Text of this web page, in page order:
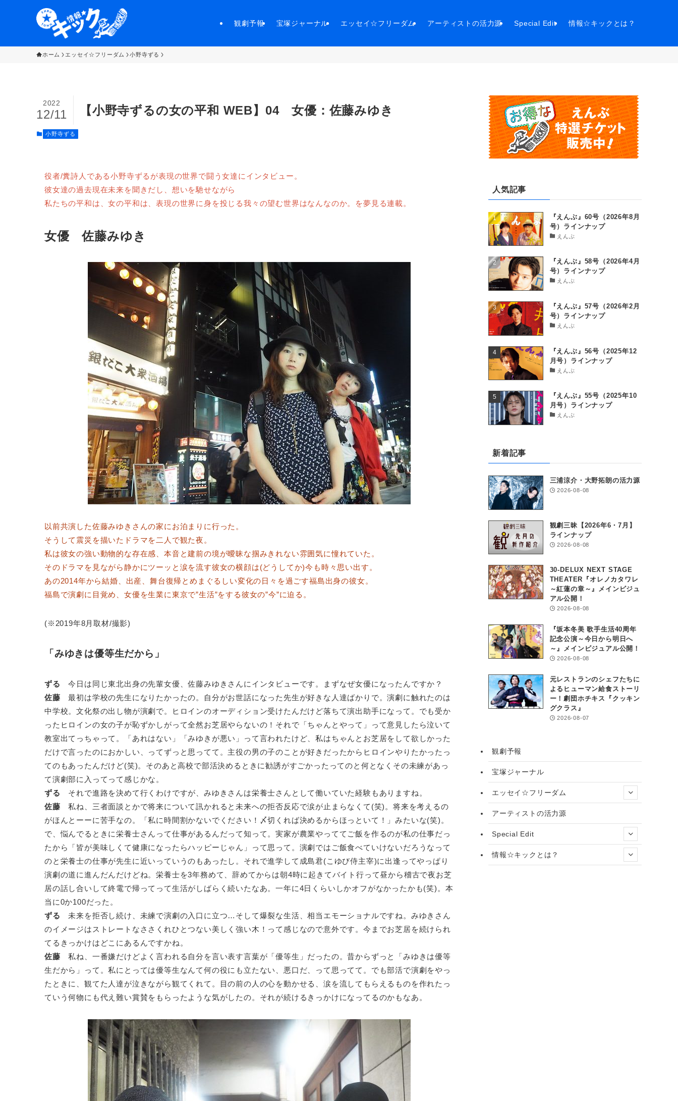
観劇予報 宝塚ジャーナル エッセイ☆フリーダム アーティストの活力源 Special Edit 情報☆キックとは？
ホーム エッセイ☆フリーダム 小野寺ずる
【小野寺ずるの女の平和 WEB】04 女優：佐藤みゆき
2022
12/11
小野寺ずる
役者/糞詩人である小野寺ずるが表現の世界で闘う女達にインタビュー。
彼女達の過去現在未来を聞きだし、想いを馳せながら
私たちの平和は、女の平和は、表現の世界に身を投じる我々の望む世界はなんなのか。を夢見る連載。
女優 佐藤みゆき
以前共演した佐藤みゆきさんの家にお泊まりに行った。
そうして震災を描いたドラマを二人で観た夜。
私は彼女の強い動物的な存在感、本音と建前の境が曖昧な掴みきれない雰囲気に憧れていた。
そのドラマを見ながら静かにツーッと涙を流す彼女の横顔は(どうしてか)今も時々思い出す。
あの2014年から結婚、出産、舞台復帰とめまぐるしい変化の日々を過ごす福島出身の彼女。
福島で演劇に目覚め、女優を生業に東京で”生活”をする彼女の”今”に迫る。
(※2019年8月取材/撮影)
「みゆきは優等生だから」
ずる 今日は同じ東北出身の先輩女優、佐藤みゆきさんにインタビューです。まずなぜ女優になったんですか？
佐藤 最初は学校の先生になりたかったの。自分がお世話になった先生が好きな人達ばかりで。演劇に触れたのは
中学校。文化祭の出し物が演劇で。ヒロインのオーディション受けたんだけど落ちて演出助手になって。でも受か
ったヒロインの女の子が恥ずかしがって全然お芝居やらないの！それで「ちゃんとやって」って意見したら泣いて
教室出てっちゃって。「あれはない」「みゆきが悪い」って言われたけど、私はちゃんとお芝居をして欲しかった
だけで言ったのにおかしい、ってずっと思ってて。主役の男の子のことが好きだったからヒロインやりたかったっ
てのもあったんだけど(笑)。そのあと高校で部活決めるときに勧誘がすごかったってのと何となくその未練があっ
て演劇部に入ってって感じかな。
ずる それで進路を決めて行くわけですが、みゆきさんは栄養士さんとして働いていた経験もありますね。
佐藤 私ね、三者面談とかで将来について訊かれると未来への拒否反応で涙が止まらなくて(笑)。将来を考えるの
がほんとーーに苦手なの。「私に時間割かないでください！〆切くれば決めるからほっといて！」みたいな(笑)。
で、悩んでるときに栄養士さんって仕事があるんだって知って。実家が農業やっててご飯を作るのが私の仕事だっ
たから「皆が美味しくて健康になったらハッピーじゃん」って思って。演劇ではご飯食べていけないだろうなって
のと栄養士の仕事が先生に近いっていうのもあったし。それで進学して成島君(こゆび侍主宰)に出逢ってやっぱり
演劇の道に進んだんだけどね。栄養士を3年務めて、辞めてからは朝4時に起きてバイト行って昼から稽古で夜お芝
居の話し合いして終電で帰ってって生活がしばらく続いたなあ。一年に4日くらいしかオフがなかったかも(笑)。本
当に0か100だった。
ずる 未来を拒否し続け、未練で演劇の入口に立つ…そして爆裂な生活、相当エモーショナルですね。みゆきさん
のイメージはストレートなささくれひとつない美しく強い木！って感じなので意外です。今までお芝居を続けられ
てるきっかけはどこにあるんですかね。
佐藤 私ね、一番嫌だけどよく言われる自分を言い表す言葉が「優等生」だったの。昔からずっと「みゆきは優等
生だから」って。私にとっては優等生なんて何の役にも立たない、悪口だ、って思ってて。でも部活で演劇をやっ
たときに、観てた人達が泣きながら観てくれて。目の前の人の心を動かせる、涙を流してもらえるものを作れたっ
ていう何物にも代え難い賞賛をもらったような気がしたの。それが続けるきっかけになってるのかもなあ。
人気記事
『えんぶ』60号（2026年8月
号）ラインナップ
えんぶ
『えんぶ』58号（2026年4月
号）ラインナップ
えんぶ
『えんぶ』57号（2026年2月
号）ラインナップ
えんぶ
『えんぶ』56号（2025年12
月号）ラインナップ
えんぶ
『えんぶ』55号（2025年10
月号）ラインナップ
えんぶ
新着記事
三浦涼介・大野拓朗の活力源
2026-08-08
観劇三昧【2026年6・7月】
ラインナップ
2026-08-08
30-DELUX NEXT STAGE
THEATER『オレノカタワレ
～紅蓮の章～』メインビジュ
アル公開！
2026-08-08
『坂本冬美 歌手生活40周年
記念公演～今日から明日へ
～』メインビジュアル公開！
2026-08-08
元レストランのシェフたちに
よるヒューマン給食ストーリ
ー！劇団ホチキス『クッキン
グクラス』
2026-08-07
観劇予報
宝塚ジャーナル
エッセイ☆フリーダム
アーティストの活力源
Special Edit
情報☆キックとは？